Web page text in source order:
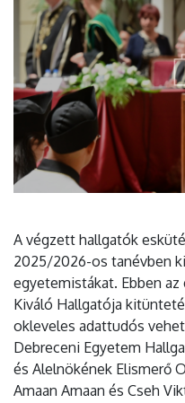
A végzett hallgatók
2025/2026-os tanévben
egyetemistákat. Ebben
Kiváló Hallgatója
okleveles adattudós
Debreceni Egyetem
és Alelnökének Elismerő
Amaan Amaan és Cseh